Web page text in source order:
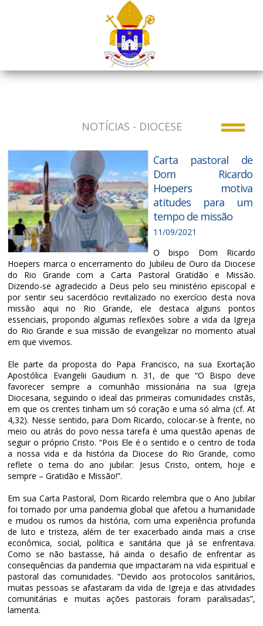
NOTÍCIAS - DIOCESE
Carta pastoral de
Dom Ricardo
Hoepers motiva
atitudes para um
tempo de missão
11/09/2021
O bispo Dom Ricardo
Hoepers marca o encerramento do Jubileu de Ouro da Diocese
do Rio Grande com a Carta Pastoral Gratidão e Missão.
Dizendo-se agradecido a Deus pelo seu ministério episcopal e
por sentir seu sacerdócio revitalizado no exercício desta nova
missão aqui no Rio Grande, ele destaca alguns pontos
essenciais, propondo algumas reflexões sobre a vida da Igreja
do Rio Grande e sua missão de evangelizar no momento atual
em que vivemos.
Ele parte da proposta do Papa Francisco, na sua Exortação
Apostólica Evangelii Gaudium n. 31, de que “O Bispo deve
favorecer
sempre a comunhão missionária na sua
Igreja
Diocesana, seguindo o ideal das primeiras comunidades cristãs,
em que os crentes tinham um só coração e uma só alma (cf. At
4,32). Nesse sentido, para Dom Ricardo, colocar-se à frente, no
meio ou atrás do povo nessa tarefa é uma questão apenas de
seguir o próprio Cristo. “Pois Ele é o sentido e o centro de toda
a nossa vida e da história da Diocese do Rio Grande, como
reflete o tema do ano jubilar: Jesus Cristo, ontem, hoje e
sempre – Gratidão e Missão!”.
Em sua Carta Pastoral, Dom Ricardo relembra que o Ano Jubilar
foi tomado por uma pandemia global que afetou a humanidade
e mudou os rumos da história, com uma experiência profunda
de luto e tristeza, além de ter exacerbado ainda mais a crise
econômica, social, política e sanitária que já se enfrentava.
Como se não bastasse, há ainda o desafio de enfrentar as
consequências da pandemia que impactaram na vida espiritual e
pastoral das comunidades. “Devido aos protocolos sanitários,
muitas pessoas se afastaram da vida de Igreja e das atividades
comunitárias e muitas ações pastorais foram paralisadas”,
lamenta.